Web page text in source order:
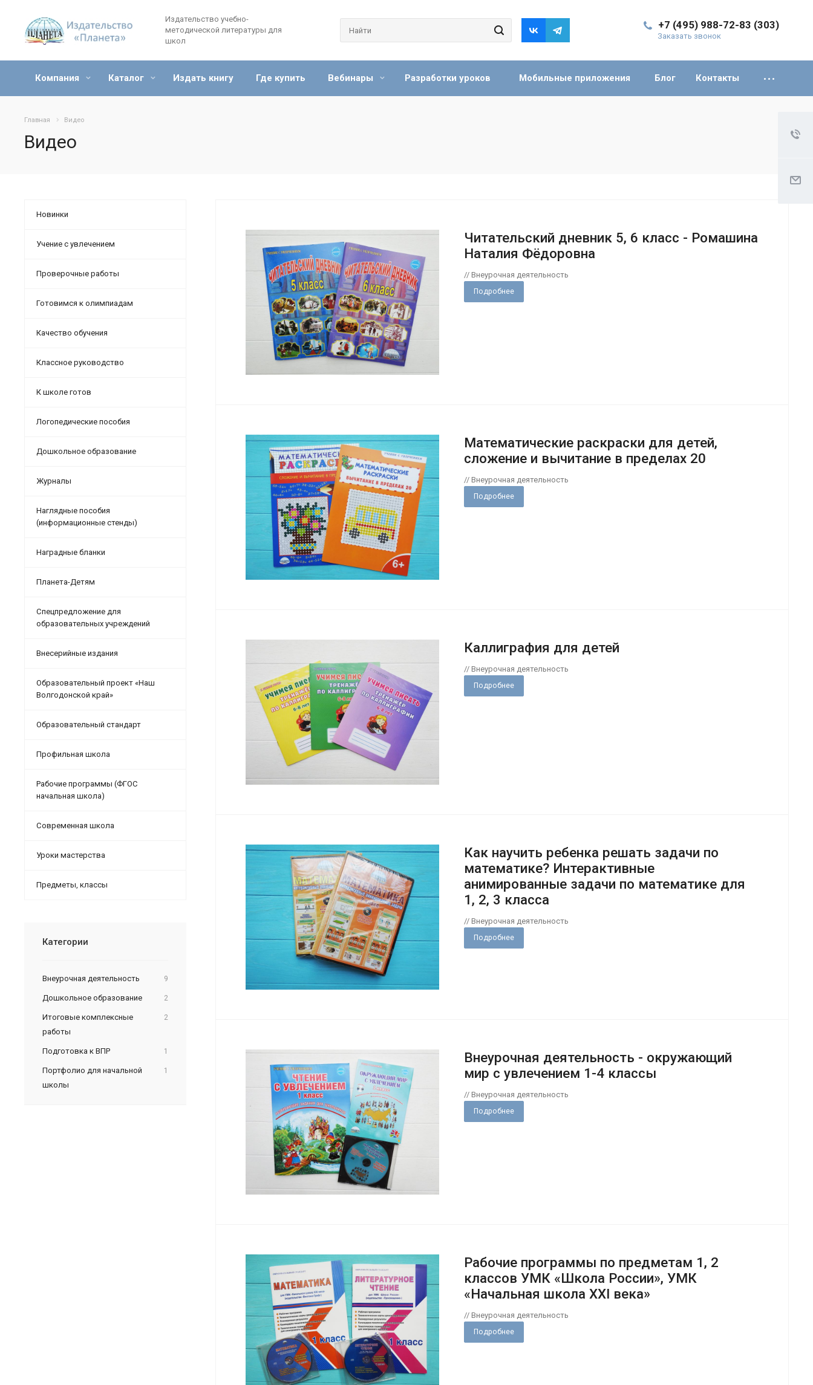
Издательство учебно-
методической литературы для
школ
+7 (495) 988-72-83 (303)
Заказать звонок
Компания Каталог Издать книгу Где купить Вебинары Разработки уроков Мобильные приложения Блог Контакты
Главная Видео
Видео
Читательский дневник 5, 6 класс - Ромашина
Наталия Фёдоровна
// Внеурочная деятельность
Подробнее
Математические раскраски для детей,
сложение и вычитание в пределах 20
// Внеурочная деятельность
Подробнее
Каллиграфия для детей
// Внеурочная деятельность
Подробнее
Как научить ребенка решать задачи по
математике? Интерактивные
анимированные задачи по математике для
1, 2, 3 класса
// Внеурочная деятельность
Подробнее
Внеурочная деятельность - окружающий
мир с увлечением 1-4 классы
// Внеурочная деятельность
Подробнее
Рабочие программы по предметам 1, 2
классов УМК «Школа России», УМК
«Начальная школа XXI века»
// Внеурочная деятельность
Подробнее
Новинки
Учение с увлечением
Проверочные работы
Готовимся к олимпиадам
Качество обучения
Классное руководство
К школе готов
Логопедические пособия
Дошкольное образование
Журналы
Наглядные пособия
(информационные стенды)
Наградные бланки
Планета-Детям
Спецпредложение для
образовательных учреждений
Внесерийные издания
Образовательный проект «Наш
Волгодонской край»
Образовательный стандарт
Профильная школа
Рабочие программы (ФГОС
начальная школа)
Современная школа
Уроки мастерства
Предметы, классы
Категории
Внеурочная деятельность 9
Дошкольное образование 2
Итоговые комплексные
работы
2
Подготовка к ВПР 1
Портфолио для начальной
школы
1